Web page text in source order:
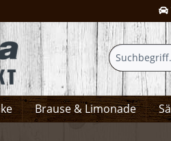
Brause & Limonade